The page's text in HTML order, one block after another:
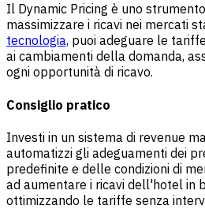
Il Dynamic Pricing è uno
massimizzare i ricavi nei mercati
tecnologia, puoi adeguare le
ai cambiamenti della domanda,
ogni opportunità di ricavo.
Consiglio pratico
Investi in un sistema di revenue
automatizzi gli adeguamenti dei
predefinite e delle condizioni di
ad aumentare i ricavi dell'hotel in
ottimizzando le tariffe senza